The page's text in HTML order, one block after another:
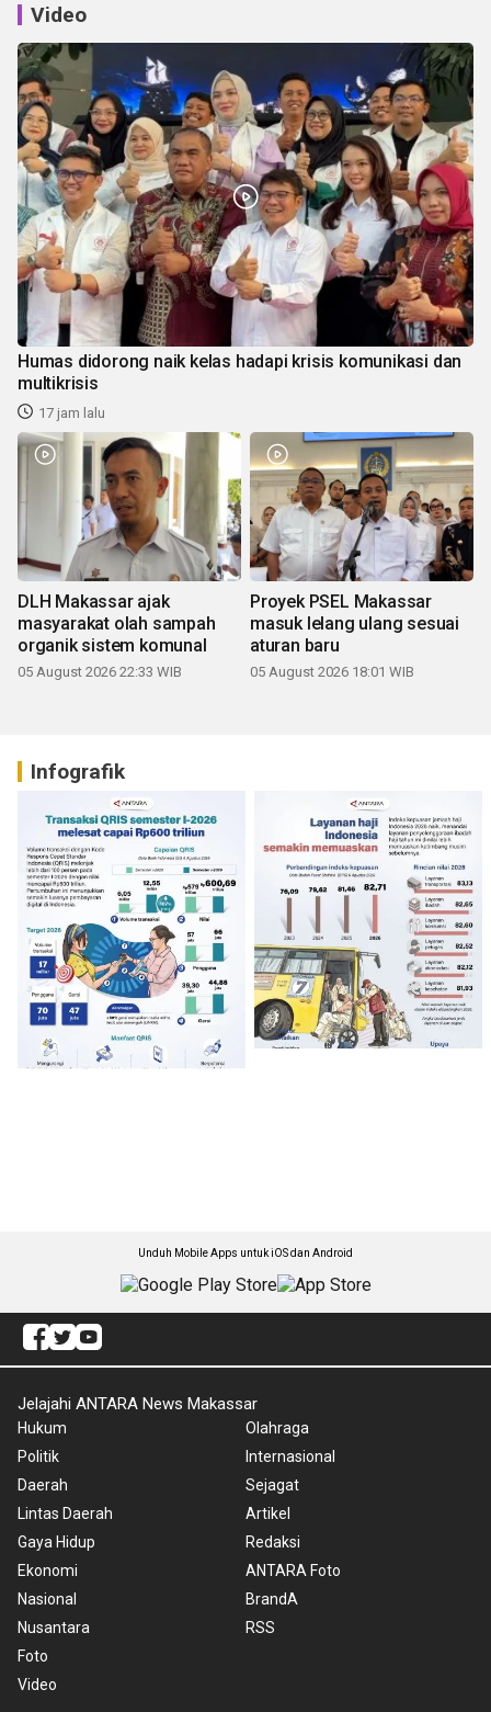
Video
Humas didorong naik kelas hadapi krisis komunikasi dan
multikrisis
17 jam lalu
DLH Makassar ajak
masyarakat olah sampah
organik sistem komunal
05 August 2026 22:33 WIB
Proyek PSEL Makassar
masuk lelang ulang sesuai
aturan baru
05 August 2026 18:01 WIB
Infografik
Unduh Mobile Apps untuk iOS dan Android
Jelajahi ANTARA News Makassar
Hukum
Politik
Daerah
Lintas Daerah
Gaya Hidup
Ekonomi
Nasional
Nusantara
Foto
Video
Olahraga
Internasional
Sejagat
Artikel
Redaksi
ANTARA Foto
BrandA
RSS